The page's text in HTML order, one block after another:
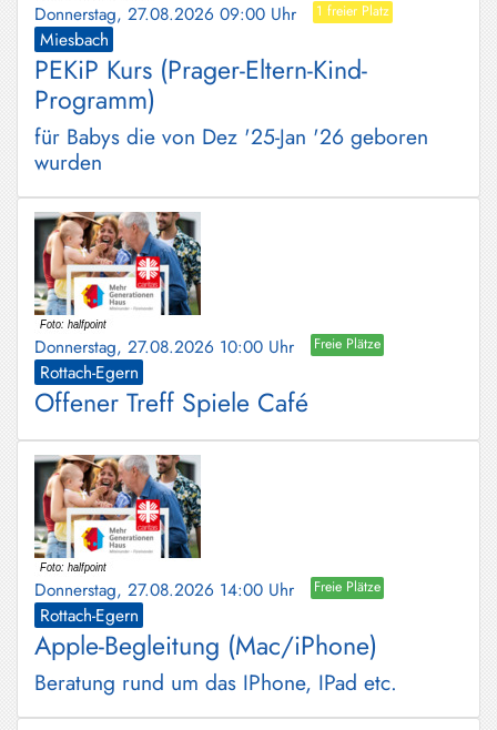
Donnerstag, 27.08.2026 09:00 Uhr 1 freier Platz
Miesbach
PEKiP Kurs (Prager-Eltern-Kind-
Programm)
für Babys die von Dez '25-Jan '26 geboren
wurden
Donnerstag, 27.08.2026 10:00 Uhr Freie Plätze
Rottach-Egern
Offener Treff Spiele Café
Donnerstag, 27.08.2026 14:00 Uhr Freie Plätze
Rottach-Egern
Apple-Begleitung (Mac/iPhone)
Beratung rund um das IPhone, IPad etc.